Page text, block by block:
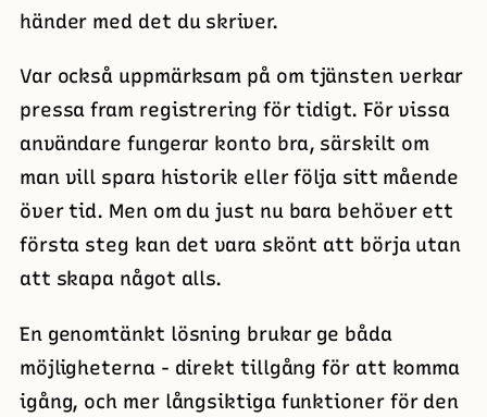
händer med det du skriver.
Var också uppmärksam på om tjänsten verkar
pressa fram registrering för tidigt. För vissa
användare fungerar konto bra, särskilt om
man vill spara historik eller följa sitt mående
över tid. Men om du just nu bara behöver ett
första steg kan det vara skönt att börja utan
att skapa något alls.
En genomtänkt lösning brukar ge båda
möjligheterna - direkt tillgång för att komma
igång, och mer långsiktiga funktioner för den